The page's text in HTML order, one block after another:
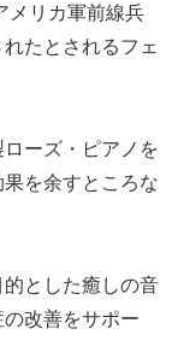
メリカ軍前線兵
たとされるフェ
ーズ・ピアノを
を余すところな
とした癒しの音
改善をサポー